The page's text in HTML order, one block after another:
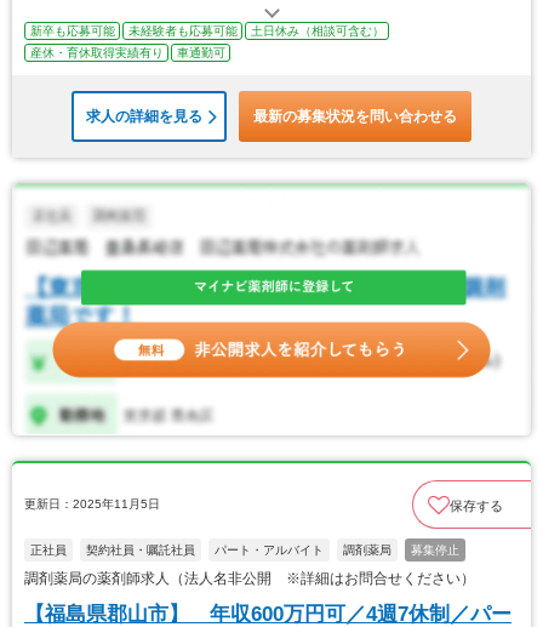
新卒も応募可能 未経験者も応募可能
土日休み（相談可含む）
産休・育休取得実績有り
車通勤可
求人の詳細を見る 最新の募集状況を問い合わせる
更新日：2025年11月5日 保存する
正社員 契約社員・嘱託社員 パート・アルバイト 調剤薬局 募集停止
調剤薬局の薬剤師求人（法人名非公開 ※詳細はお問合せください）
【福島県郡山市】 年収600万円可／4週7休制／パー